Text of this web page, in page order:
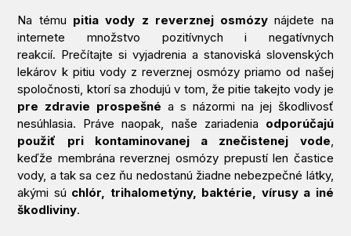
Na tému pitia vody z reverznej osmózy nájdete na
internete množstvo pozitívnych i negatívnych
reakcií. Prečítajte si vyjadrenia a stanoviská slovenských
lekárov k pitiu vody z reverznej osmózy priamo od našej
spoločnosti, ktorí sa zhodujú v tom, že pitie takejto vody je
pre zdravie prospešné a s názormi na jej škodlivosť
nesúhlasia. Práve naopak, naše zariadenia odporúčajú
použiť pri kontaminovanej a znečistenej vode,
keďže membrána reverznej osmózy prepustí len častice
vody, a tak sa cez ňu nedostanú žiadne nebezpečné látky,
akými sú chlór, trihalometýny, baktérie, vírusy a iné
škodliviny.